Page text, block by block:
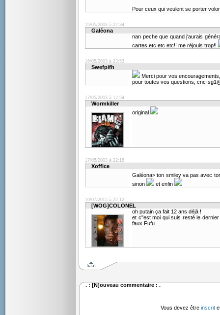
Pour ceux qui veulent se porter
15/05/2003 à 22:34
Galéona
nan peche que quand j'aurais
cartes etc etc etc!! me réjouis trop!!
16/05/2003 à 23:53
Swefpifh
Merci pour vos
pour toutes vos questions, cnc-
17/05/2003 à 12:54
Wormkiller
original
17/05/2003 à 22:18
Xoffice
Galéona> ton smiley va pas avec
sinon
et enfin
10/07/2015 à 22:12
[WOG]COLONEL
oh putain ça fait 12 ans déjà !
et c''est moi qui suis resté le
faux Fufu ...
. : [N]ouveau commentaire : .
Vous devez être inscrit